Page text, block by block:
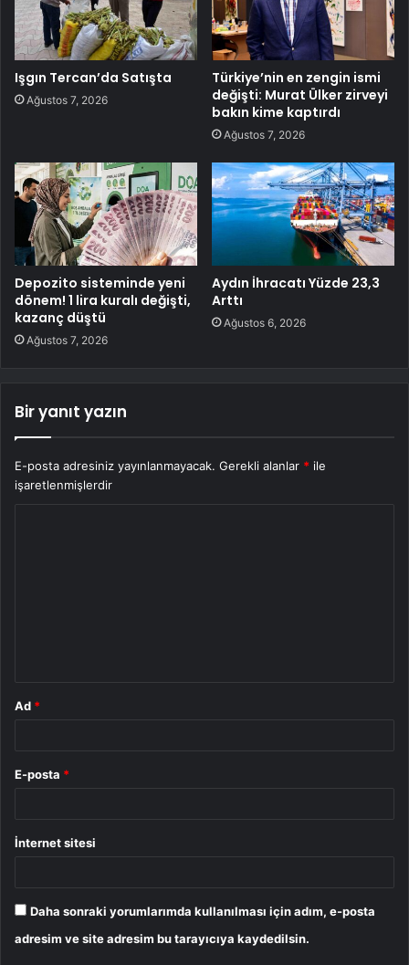
Işgın Tercan’da Satışta
Ağustos 7, 2026
Türkiye’nin en zengin ismi
değişti: Murat Ülker zirveyi
bakın kime kaptırdı
Ağustos 7, 2026
Depozito sisteminde yeni
dönem! 1 lira kuralı değişti,
kazanç düştü
Ağustos 7, 2026
Aydın İhracatı Yüzde 23,3
Arttı
Ağustos 6, 2026
Bir yanıt yazın
E-posta adresiniz yayınlanmayacak. Gerekli alanlar * ile
işaretlenmişlerdir
Ad *
E-posta *
İnternet sitesi
Daha sonraki yorumlarımda kullanılması için adım, e-posta
adresim ve site adresim bu tarayıcıya kaydedilsin.